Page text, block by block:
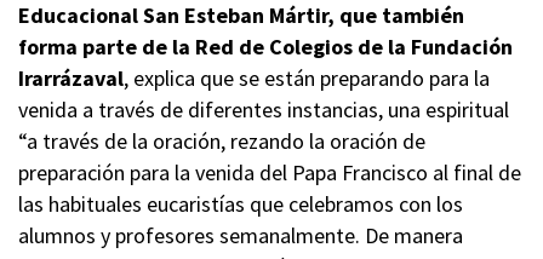
Educacional San Esteban Mártir, que también
forma parte de la Red de Colegios de la Fundación
Irarrázaval, explica que se están preparando para la
venida a través de diferentes instancias, una espiritual
“a través de la oración, rezando la oración de
preparación para la venida del Papa Francisco al final de
las habituales eucaristías que celebramos con los
alumnos y profesores semanalmente. De manera